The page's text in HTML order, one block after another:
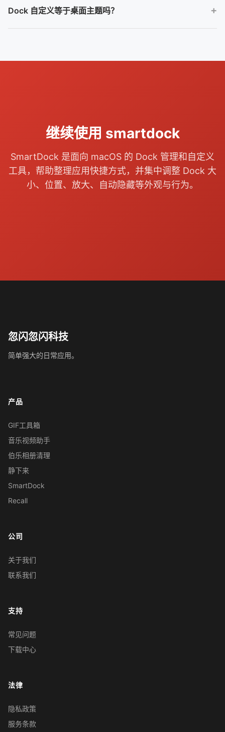
使用。
Dock 自定义等于桌面主题吗？
继续使用 smartdock
SmartDock 是面向 macOS 的 Dock 管理和自定义
工具，帮助整理应用快捷方式，并集中调整 Dock 大
小、位置、放大、自动隐藏等外观与行为。
忽闪忽闪科技
简单强大的日常应用。
产品
GIF工具箱
音乐视频助手
伯乐相册清理
静下来
SmartDock
Recall
公司
关于我们
联系我们
支持
常见问题
下载中心
法律
隐私政策
服务条款